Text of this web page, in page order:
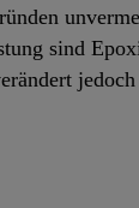
sind